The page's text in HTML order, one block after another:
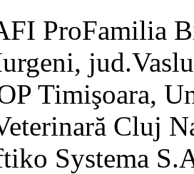
ProFamilia
Timişoara,
Cluj
Systema